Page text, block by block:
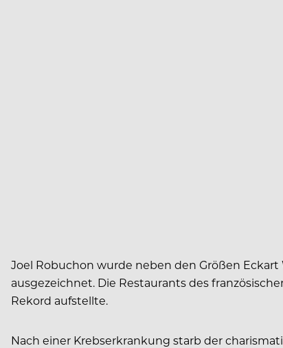
Joel Robuchon wurde neben den Größen
ausgezeichnet. Die Restaurants des
Rekord aufstellte.
Nach einer Krebserkrankung starb der